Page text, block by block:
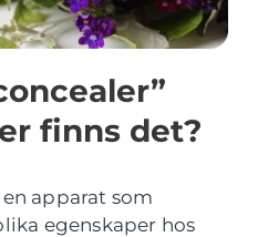
finns det?
en apparat som
egenskaper hos